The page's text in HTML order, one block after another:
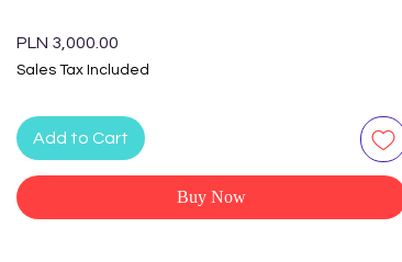
PLN 3,000.00
Sales Tax Included
Add to Cart
Buy Now